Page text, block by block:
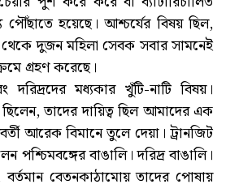
পৌঁছাতে হয়েছে। আশ্চর্যের বিষয় ছিল,
দুজন মহিলা সেবক সবার সামনেই
গ্রহণ করেছে।
মধ্যকার খুঁটি-নাটি বিষয়।
তাদের দায়িত্ব ছিল আমাদের এক
আরেক বিমানে তুলে দেয়া। ট্রানজিট
পশ্চিমবঙ্গের বাঙালি। দরিদ্র বাঙালি।
বেতনকাঠামোয় তাদের পোষায়